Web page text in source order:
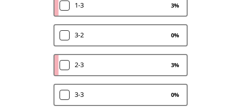
1-3 3%
3-2 0%
2-3 3%
3-3 0%